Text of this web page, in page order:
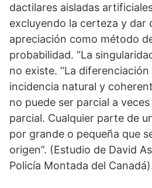
dactilares aisladas
excluyendo la certeza y dar
apreciación como método
probabilidad. “La
no existe. “La
incidencia natural y
no puede ser parcial a
parcial. Cualquier parte de
por grande o pequeña que
origen”. (Estudio de David
Policía Montada del